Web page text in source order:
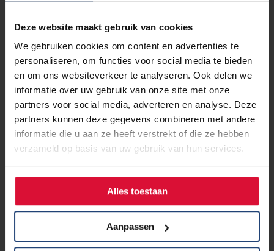
Deze website maakt gebruik van cookies
We gebruiken cookies om content en advertenties te
personaliseren, om functies voor social media te bieden
en om ons websiteverkeer te analyseren. Ook delen we
informatie over uw gebruik van onze site met onze
partners voor social media, adverteren en analyse. Deze
partners kunnen deze gegevens combineren met andere
informatie die u aan ze heeft verstrekt of die ze hebben
verzameld op basis van uw gebruik van hun services.
Alles toestaan
Aanpassen
24 augustus 2023
Doe mee aan de vragenlijst over
pijnstilling na een longoperatie!
Lees verder